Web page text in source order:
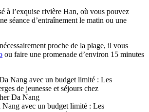
à l’exquise rivière Han, où vous pouvez
séance d’entraînement le matin ou une
proche de la plage, il vous
ou faire une promenade d’environ 15 minutes
Nang avec un budget limité : Les